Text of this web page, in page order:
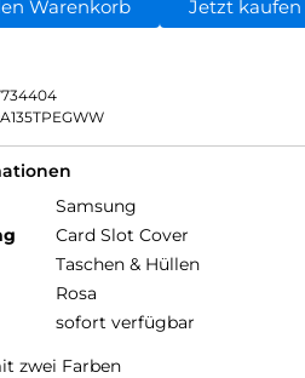
Warenkorb Jetzt kaufen
Samsung
Card Slot Cover
Taschen & Hüllen
Rosa
sofort verfügbar
zwei Farben